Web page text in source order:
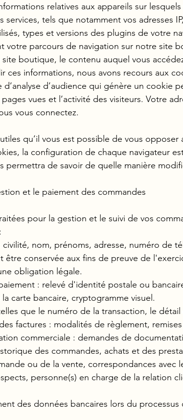
relatives aux appareils sur
services, tels que notamment vos adresses
types et versions des plugins de votre
votre parcours de navigation sur notre site
boutique, le contenu auquel vous
ces informations, nous avons recours aux
d’audience qui génère un cookie
vues et l’activité des visiteurs. Votre
vous connectez.
qu’il vous est possible de vous
la configuration de chaque navigateur
permettra de savoir de quelle manière
et le paiement des commandes
pour la gestion et le suivi de vos
nom, prénoms, adresse, numéro de
conservée aux fins de preuve de
obligation légale.
: relevé d'identité postale ou
carte bancaire, cryptogramme visuel.
que le numéro de la transaction, le détail
factures : modalités de règlement,
commerciale : demandes de
des commandes, achats et des
ou de la vente, correspondances avec
personne(s) en charge de la relation
des données bancaires lors du processus